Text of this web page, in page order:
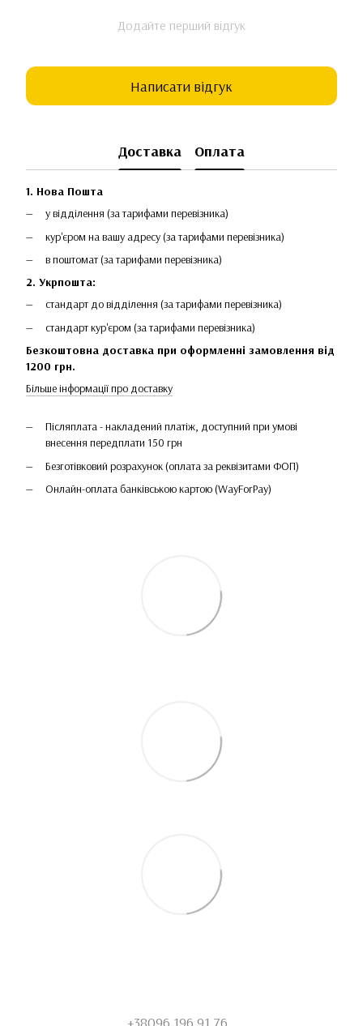
Додайте перший відгук
Написати відгук
Доставка Оплата
1. Нова Пошта
у відділення (за тарифами перевізника)
кур'єром на вашу адресу (за тарифами перевізника)
в поштомат (за тарифами перевізника)
2. Укрпошта:
стандарт до відділення (за тарифами перевізника)
стандарт кур'єром (за тарифами перевізника)
Безкоштовна доставка при оформленні замовлення від
1200 грн.
Більше інформації про доставку
Післяплата - накладений платіж, доступний при умові
внесення передплати 150 грн
Безготівковий розрахунок (оплата за реквізитами ФОП)
Онлайн-оплата банківською картою (WayForPay)
+38096 196 91 76